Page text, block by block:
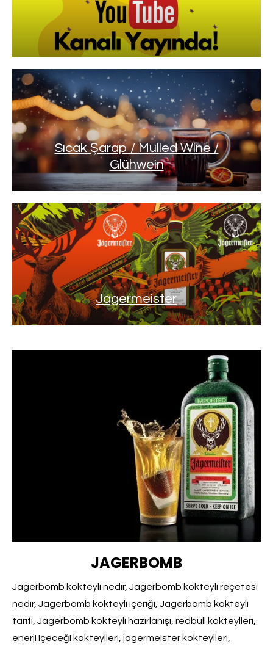
Sıcak Şarap / Mulled Wine /
Glühwein
Jagermeister
JAGERBOMB
Jagerbomb kokteyli nedir, Jagerbomb kokteyli reçetesi
nedir, Jagerbomb kokteyli içeriği, Jagerbomb kokteyli
tarifi, Jagerbomb kokteyli hazırlanışı, redbull kokteylleri,
enerji içeceği kokteylleri, jagermeister kokteylleri,